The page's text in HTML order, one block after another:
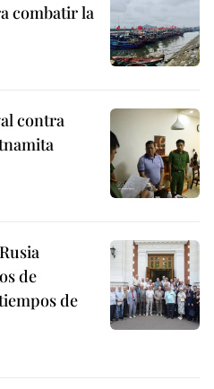
combatir la
contra
de
de